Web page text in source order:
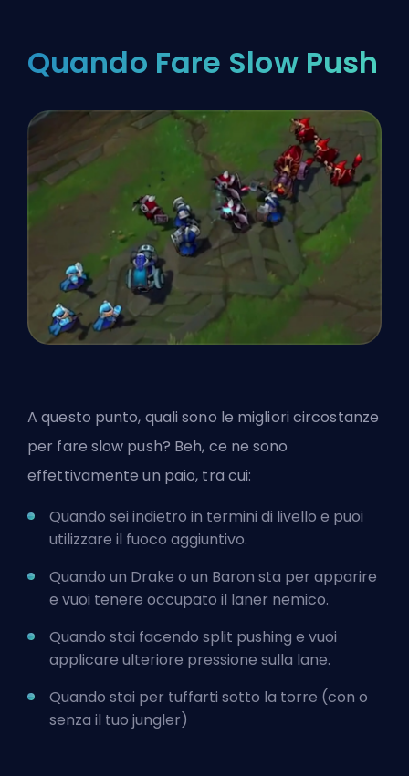
Quando Fare Slow Push
A questo punto, quali sono le migliori circostanze
per fare slow push? Beh, ce ne sono
effettivamente un paio, tra cui:
Quando sei indietro in termini di livello e puoi
utilizzare il fuoco aggiuntivo.
Quando un Drake o un Baron sta per apparire
e vuoi tenere occupato il laner nemico.
Quando stai facendo split pushing e vuoi
applicare ulteriore pressione sulla lane.
Quando stai per tuffarti sotto la torre (con o
senza il tuo jungler)